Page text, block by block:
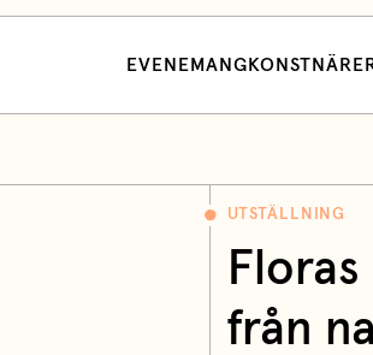
EVENEMANG
UTSTÄLLNING
från